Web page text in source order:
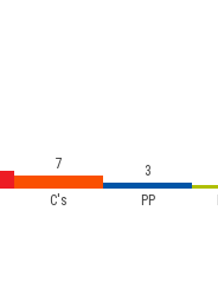
C's PP
7 3